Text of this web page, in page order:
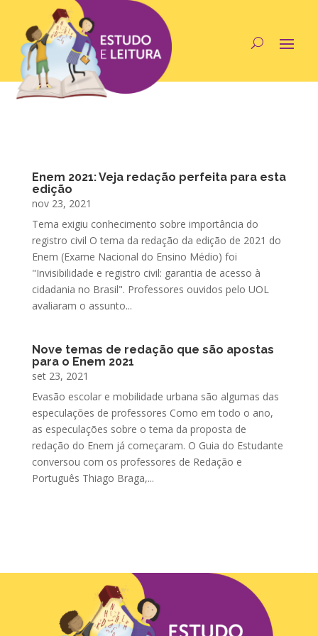
Enem 2021: Veja redação perfeita para esta
edição
nov 23, 2021
Tema exigiu conhecimento sobre importância do
registro civil O tema da redação da edição de 2021 do
Enem (Exame Nacional do Ensino Médio) foi
"Invisibilidade e registro civil: garantia de acesso à
cidadania no Brasil". Professores ouvidos pelo UOL
avaliaram o assunto...
Nove temas de redação que são apostas
para o Enem 2021
set 23, 2021
Evasão escolar e mobilidade urbana são algumas das
especulações de professores Como em todo o ano,
as especulações sobre o tema da proposta de
redação do Enem já começaram. O Guia do Estudante
conversou com os professores de Redação e
Português Thiago Braga,...